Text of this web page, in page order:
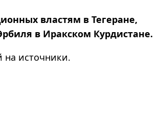
властям в Тегеране,
в Иракском Курдистане.
на источники.